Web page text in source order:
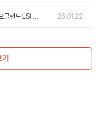
클랜드 LSI 어
26.01.22